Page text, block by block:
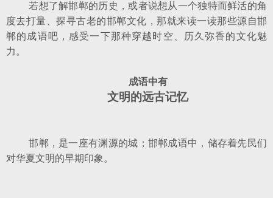
若想了解邯郸的历史，或者说想从一个独特而鲜活的角
度去打量、探寻古老的邯郸文化，那就来读一读那些源自邯
郸的成语吧，感受一下那种穿越时空、历久弥香的文化魅
力。
成语中有
文明的远古记忆
邯郸，是一座有渊源的城；邯郸成语中，储存着先民们
对华夏文明的早期印象。